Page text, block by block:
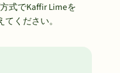
式でKaffir Limeを
ください。